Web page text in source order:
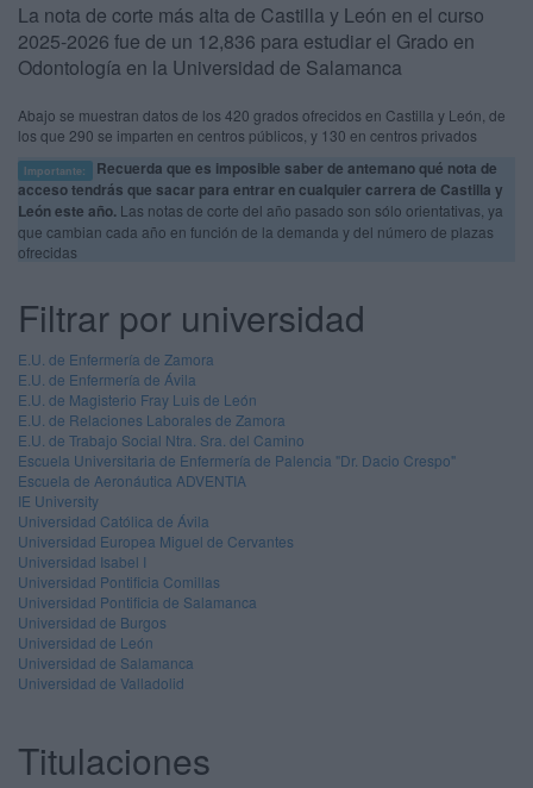
La nota de corte más alta de Castilla y León en el curso
2025-2026 fue de un 12,836 para estudiar el Grado en
Odontología en la Universidad de Salamanca
Abajo se muestran datos de los 420 grados ofrecidos en Castilla y León, de
los que 290 se imparten en centros públicos, y 130 en centros privados
Importante:
Recuerda que es imposible saber de antemano qué nota de
acceso tendrás que sacar para entrar en cualquier carrera de Castilla y
León este año. Las notas de corte del año pasado son sólo orientativas, ya
que cambian cada año en función de la demanda y del número de plazas
ofrecidas
Filtrar por universidad
E.U. de Enfermería de Zamora
E.U. de Enfermería de Ávila
E.U. de Magisterio Fray Luis de León
E.U. de Relaciones Laborales de Zamora
E.U. de Trabajo Social Ntra. Sra. del Camino
Escuela Universitaria de Enfermería de Palencia "Dr. Dacio Crespo"
Escuela de Aeronáutica ADVENTIA
IE University
Universidad Católica de Ávila
Universidad Europea Miguel de Cervantes
Universidad Isabel I
Universidad Pontificia Comillas
Universidad Pontificia de Salamanca
Universidad de Burgos
Universidad de León
Universidad de Salamanca
Universidad de Valladolid
Titulaciones